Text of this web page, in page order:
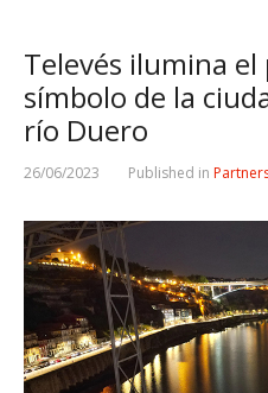
Televés ilumina el
símbolo de la
río Duero
26/06/2023 Published in